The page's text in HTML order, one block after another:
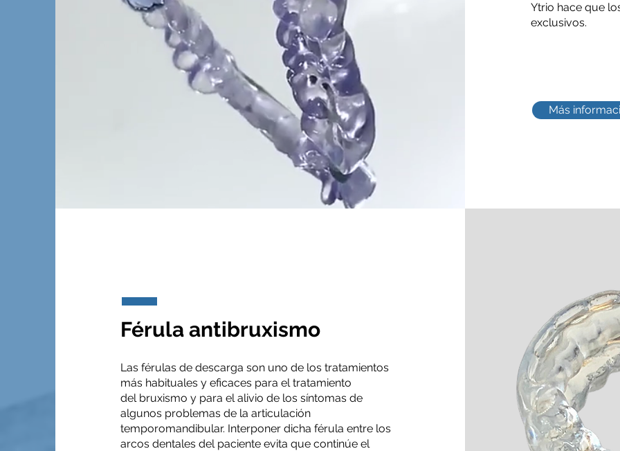
Más
Férula antibruxismo
Las férulas de descarga son uno de los tratamientos
más habituales y eficaces para el tratamiento
del bruxismo y para el alivio de los síntomas de
algunos problemas de la articulación
temporomandibular. Interponer dicha férula entre los
arcos dentales del paciente evita que continúe el
Ytrio hace que
exclusivos.